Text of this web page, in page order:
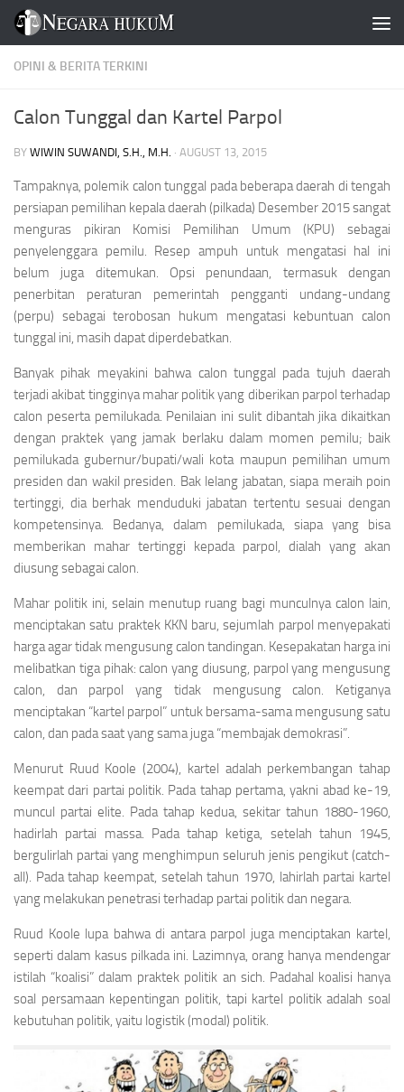
Skip to content
OPINI & BERITA TERKINI
Calon Tunggal dan Kartel Parpol
BY WIWIN SUWANDI, S.H., M.H. · AUGUST 13, 2015
Tampaknya, polemik calon tunggal pada beberapa daerah di tengah
persiapan pemilihan kepala daerah (pilkada) Desember 2015 sangat
menguras pikiran Komisi Pemilihan Umum (KPU) sebagai
penyelenggara pemilu. Resep ampuh untuk mengatasi hal ini
belum juga ditemukan. Opsi penundaan, termasuk dengan
penerbitan peraturan pemerintah pengganti undang-undang
(perpu) sebagai terobosan hukum mengatasi kebuntuan calon
tunggal ini, masih dapat diperdebatkan.
Banyak pihak meyakini bahwa calon tunggal pada tujuh daerah
terjadi akibat tingginya mahar politik yang diberikan parpol terhadap
calon peserta pemilukada. Penilaian ini sulit dibantah jika dikaitkan
dengan praktek yang jamak berlaku dalam momen pemilu; baik
pemilukada gubernur/bupati/wali kota maupun pemilihan umum
presiden dan wakil presiden. Bak lelang jabatan, siapa meraih poin
tertinggi, dia berhak menduduki jabatan tertentu sesuai dengan
kompetensinya. Bedanya, dalam pemilukada, siapa yang bisa
memberikan mahar tertinggi kepada parpol, dialah yang akan
diusung sebagai calon.
Mahar politik ini, selain menutup ruang bagi munculnya calon lain,
menciptakan satu praktek KKN baru, sejumlah parpol menyepakati
harga agar tidak mengusung calon tandingan. Kesepakatan harga ini
melibatkan tiga pihak: calon yang diusung, parpol yang mengusung
calon, dan parpol yang tidak mengusung calon. Ketiganya
menciptakan “kartel parpol” untuk bersama-sama mengusung satu
calon, dan pada saat yang sama juga “membajak demokrasi”.
Menurut Ruud Koole (2004), kartel adalah perkembangan tahap
keempat dari partai politik. Pada tahap pertama, yakni abad ke-19,
muncul partai elite. Pada tahap kedua, sekitar tahun 1880-1960,
hadirlah partai massa. Pada tahap ketiga, setelah tahun 1945,
bergulirlah partai yang menghimpun seluruh jenis pengikut (catch-
all). Pada tahap keempat, setelah tahun 1970, lahirlah partai kartel
yang melakukan penetrasi terhadap partai politik dan negara.
Ruud Koole lupa bahwa di antara parpol juga menciptakan kartel,
seperti dalam kasus pilkada ini. Lazimnya, orang hanya mendengar
istilah “koalisi” dalam praktek politik an sich. Padahal koalisi hanya
soal persamaan kepentingan politik, tapi kartel politik adalah soal
kebutuhan politik, yaitu logistik (modal) politik.